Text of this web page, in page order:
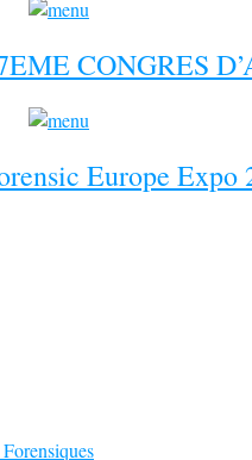
CONGRES
Europe Expo